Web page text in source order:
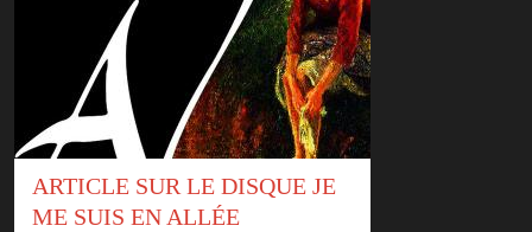
ARTICLE SUR LE DISQUE JE
ME SUIS EN ALLÉE